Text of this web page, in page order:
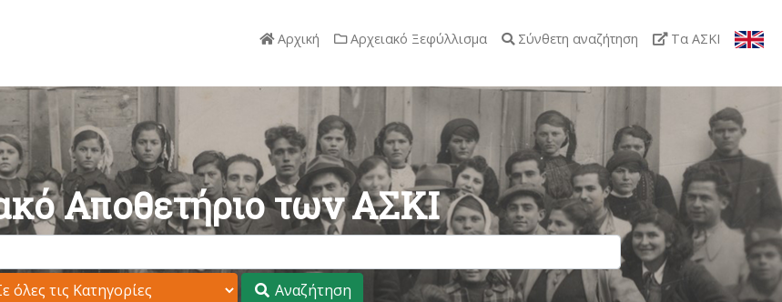
Αρχική Αρχειακό Ξεφύλλισμα Σύνθετη αναζήτηση Τα ΑΣΚΙ
Αποθετήριο των ΑΣΚΙ
Αναζήτηση